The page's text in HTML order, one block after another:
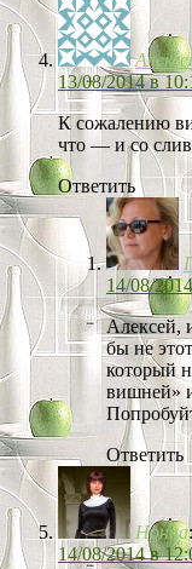
13/08/2014 в
К сожалению
что — и со
Ответить
14/08/
Алексей,
бы не
который
вишней»
Ответить
Нонна:
14/08/2014 в